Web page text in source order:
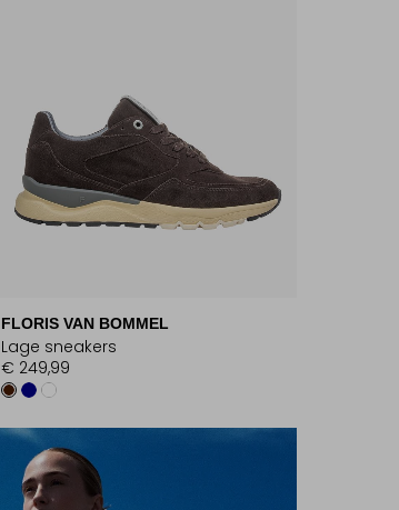
FLORIS VAN BOMMEL
Lage sneakers
€ 249,99